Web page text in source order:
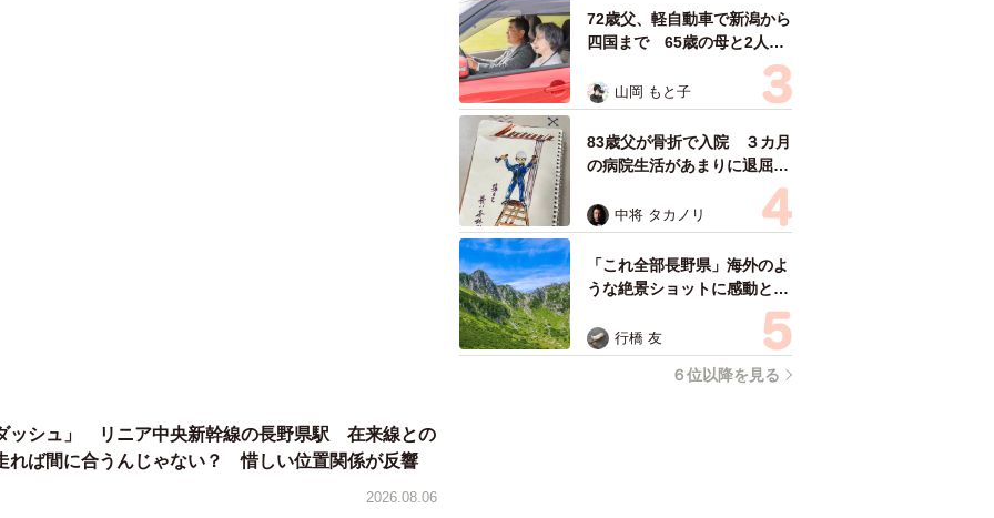
ッシュ」 リニア中央新幹線の長野県駅 在来線との
れば間に合うんじゃない？ 惜しい位置関係が反響
2026.08.06
表の訴え
72歳父、軽自動車で新潟から
四国まで 65歳の母と2人で
3泊4日の旅 パーキングの休
憩まで分刻み… 「大学生で
も組まねえよ！」
山岡 もと子
83歳父が骨折で入院 ３カ月
の病院生活があまりに退屈で
い！」→スケッチブックを見
た家族が仰天「これ、売れま
すよ…」
中将 タカノリ
「これ全部長野県」海外のよ
うな絶景ショットに感動と反
響「離れてからいいところだ
ったんだって気づいた」
行橋 友
６位以降を見る